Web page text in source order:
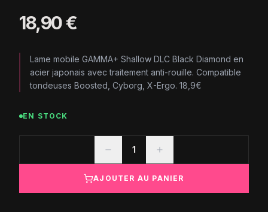
18,90 €
Lame mobile GAMMA+ Shallow DLC Black Diamond en
acier japonais avec traitement anti-rouille. Compatible
tondeuses Boosted, Cyborg, X-Ergo. 18,9€
EN STOCK
1
AJOUTER AU PANIER